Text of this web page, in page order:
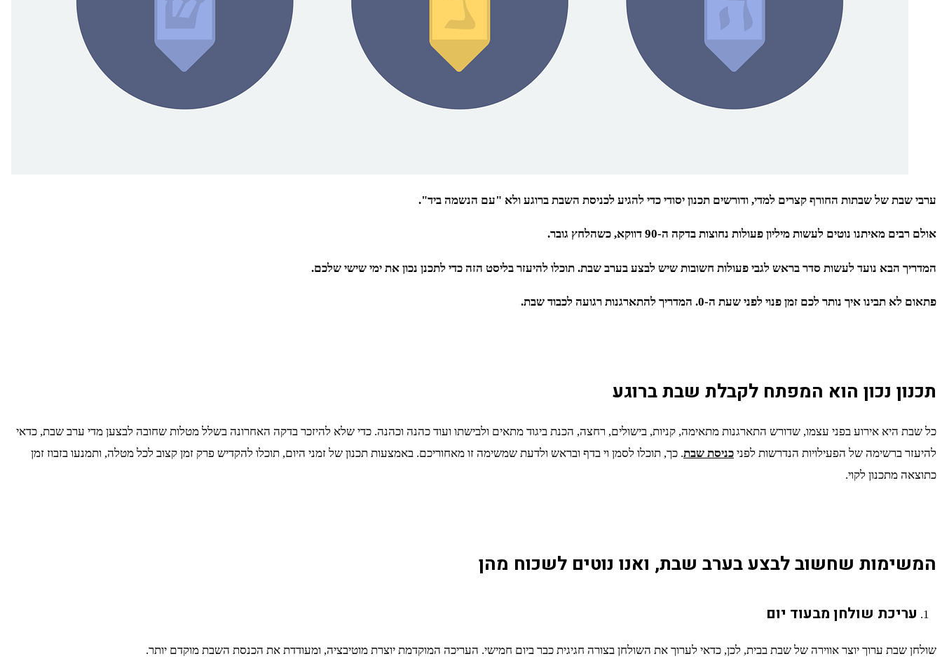
ערבי שבת של שבתות החורף קצרים למדי, ודורשים תכנון יסודי כדי להגיע לכניסת השבת ברוגע ולא "עם הנשמה ביד".
אולם רבים מאיתנו נוטים לעשות מיליון פעולות נחוצות בדקה ה-90 דווקא, כשהלחץ גובר.
המדריך הבא נועד לעשות סדר בראש לגבי פעולות חשובות שיש לבצע בערב שבת. תוכלו להיעזר בליסט הזה כדי לתכנן נכון את ימי שישי שלכם.
פתאום לא תבינו איך נותר לכם זמן פנוי לפני שעת ה-0. המדריך להתארגנות רגועה לכבוד שבת.
תכנון נכון הוא המפתח לקבלת שבת ברוגע
כל שבת היא אירוע בפני עצמו, שדורש התארגנות מתאימה, קניות, בישולים, רחצה, הכנת ביגוד מתאים ולבישתו ועוד כהנה וכהנה. כדי שלא להיזכר בדקה האחרונה בשלל מטלות שחובה לבצען מדי ערב שבת, כדאי
להיעזר ברשימה של הפעילויות הנדרשות לפני כניסת שבת. כך, תוכלו לסמן וי בדף ובראש ולדעת שמשימה זו מאחוריכם. באמצעות תכנון של זמני היום, תוכלו להקדיש פרק זמן קצוב לכל מטלה, ותמנעו בזבוז זמן
כתוצאה מתכנון לקוי.
המשימות שחשוב לבצע בערב שבת, ואנו נוטים לשכוח מהן
עריכת שולחן מבעוד יום
שולחן שבת ערוך יוצר אווירה של שבת בבית, לכן, כדאי לערוך את השולחן בצורה חגיגית כבר ביום חמישי. העריכה המוקדמת יוצרת מוטיבציה, ומעודדת את הכנסת השבת מוקדם יותר.